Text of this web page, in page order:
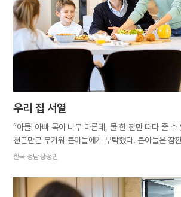
“환절기라 목이 잠겨서 그렇지.” “건강 잘 챙기셔요.”
고마웠습니다. 그런데 다음 날, 일하느라 한창 바쁠
없이 집에 왔습니다. “아들, 무슨 일 있니? 어디 아파
하니?”…
우리 집 서열
“아들! 아빠 목이 너무 마른데, 물 한 잔만 떠다 줄 수
천근만근 무거워 큰아들에게 부탁했다. 큰아들은 잠
막내에게 말했다. “아빠한테 물 한 잔 가져다드려.” 막
끝나기도 전에 큰딸을 불렀다. “딸, 엄마 지금 바쁘니
가져다드려.” 그러자 큰딸이 말했다. “아빠가 떠다 드
한국 성남 장성민